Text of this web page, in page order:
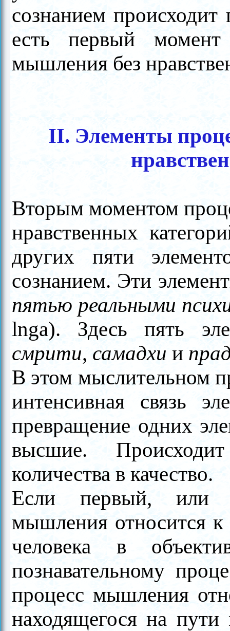
сознанием происходит
есть первый момент
мышления без
II. Элементы
Вторым моментом
нравственных
других пяти
сознанием. Эти
пятью реальными
lnga). Здесь пять
смрити, самадхи и
В этом мыслительном
интенсивная связь
превращение одних
высшие.
количества в качество.
Если первый, или
мышления относится к
человека в
познавательному
процесс мышления
находящегося на пути